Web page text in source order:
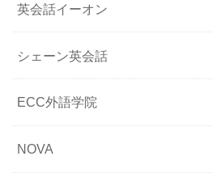
英会話イーオン
シェーン英会話
ECC外語学院
NOVA